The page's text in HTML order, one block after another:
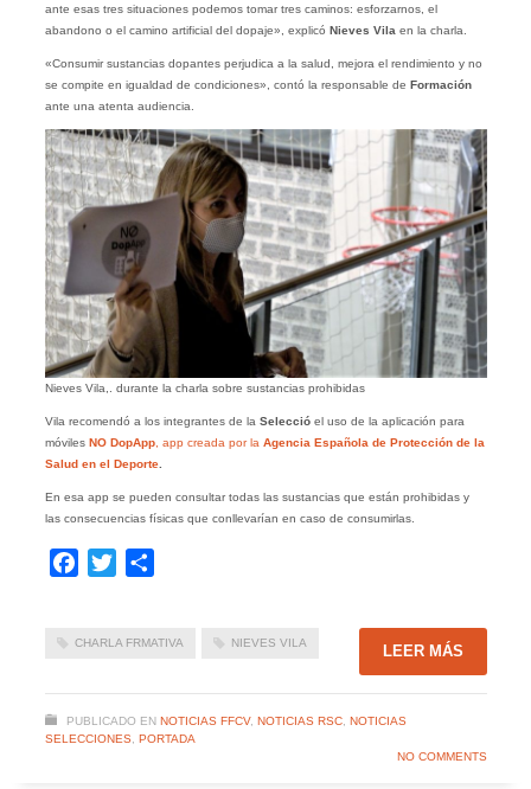
ante esas tres situaciones podemos tomar tres caminos: esforzarnos, el
abandono o el camino artificial del dopaje», explicó Nieves Vila en la charla.
«Consumir sustancias dopantes perjudica a la salud, mejora el rendimiento y no
se compite en igualdad de condiciones», contó la responsable de Formación
ante una atenta audiencia.
Nieves Vila,. durante la charla sobre sustancias prohibidas
Vila recomendó a los integrantes de la Seleccióel uso de la aplicación para
móviles NO DopApp, app creada por la Agencia Española de Protección de la
Salud en el Deporte.
En esa app se pueden consultar todas las sustancias que están prohibidas y
las consecuencias físicas que conllevarían en caso de consumirlas.
Facebook
Twitter
CHARLA FRMATIVA NIEVES VILA LEER MÁS
PUBLICADO EN NOTICIAS FFCV, NOTICIAS RSC, NOTICIAS
SELECCIONES, PORTADA
NO COMMENTS